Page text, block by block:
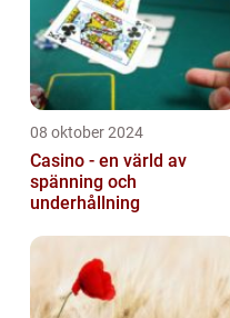
08 oktober 2024
Casino - en värld av
spänning och
underhållning